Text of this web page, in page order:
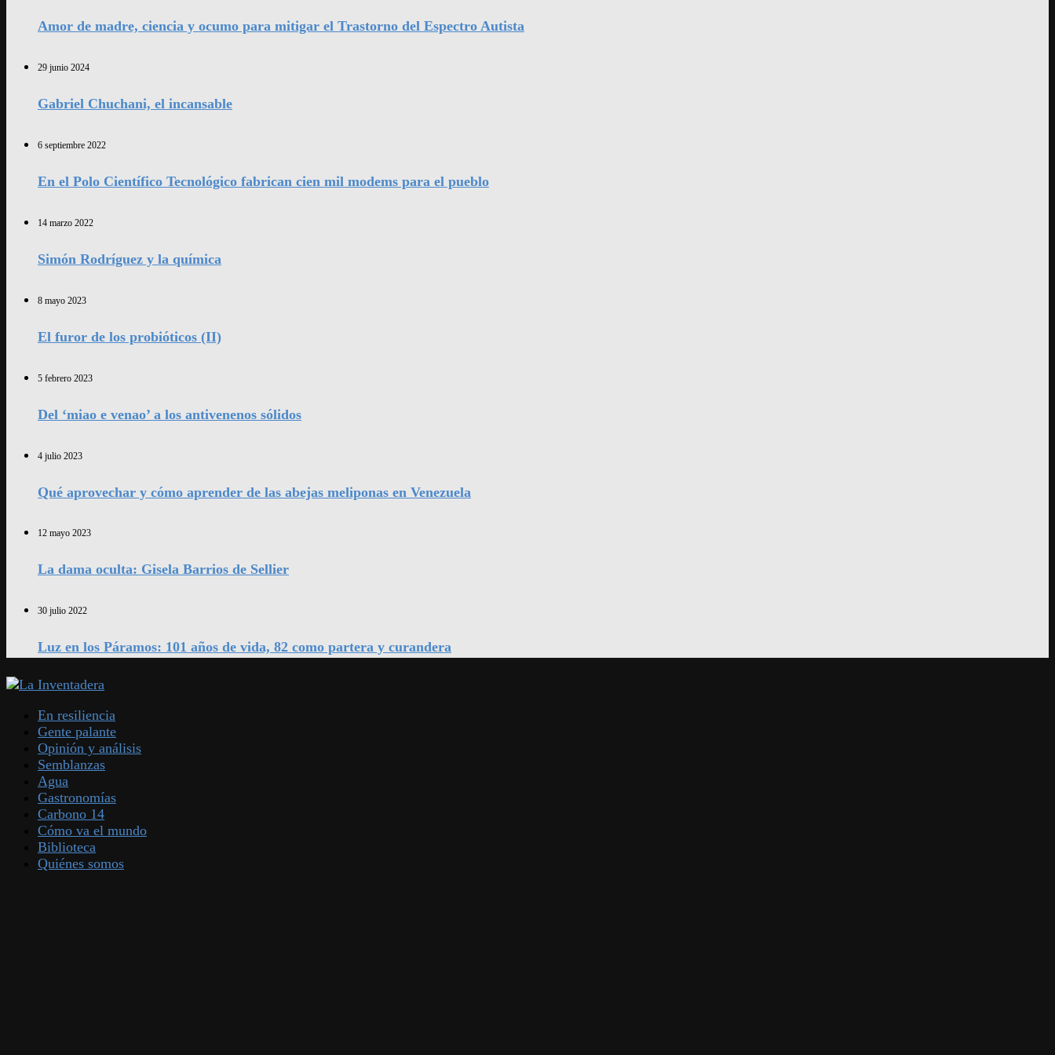
Amor de madre, ciencia y ocumo para mitigar el Trastorno del Espectro Autista
29 junio 2024
Gabriel Chuchani, el incansable
6 septiembre 2022
En el Polo Científico Tecnológico fabrican cien mil modems para el pueblo
14 marzo 2022
Simón Rodríguez y la química
8 mayo 2023
El furor de los probióticos (II)
5 febrero 2023
Del ‘miao e venao’ a los antivenenos sólidos
4 julio 2023
Qué aprovechar y cómo aprender de las abejas meliponas en Venezuela
12 mayo 2023
La dama oculta: Gisela Barrios de Sellier
30 julio 2022
Luz en los Páramos: 101 años de vida, 82 como partera y curandera
En resiliencia
Gente palante
Opinión y análisis
Semblanzas
Agua
Gastronomías
Carbono 14
Cómo va el mundo
Biblioteca
Quiénes somos